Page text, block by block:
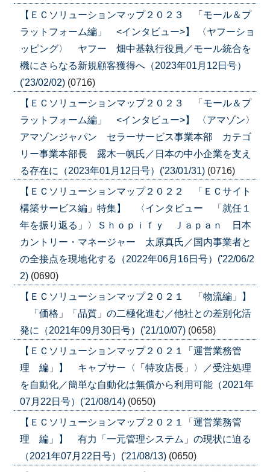
【ＥＣソリューションマップ２０２３ 「モール＆プ
ラットフォーム編」 <インタビュー>】 〈ヤフーショ
ッピング〉 ヤフー 畑中基執行役員／モール統合を
機にさらなる新規顧客獲得へ（2023年01月12日号）
('23/02/02) (0716)
【ＥＣソリューションマップ２０２３ 「モール＆プ
ラットフォーム編」 <インタビュー>】 〈アマゾン〉
アマゾンジャパン セラーサービス事業本部 カテゴ
リー事業本部長 露木一帆氏／日本の中小企業を支え
る存在に（2023年01月12日号）('23/01/31) (0716)
【ＥＣソリューションマップ２０２２ 「ＥＣサイト
構築サービス編」特集】 〈インタビュー 「就任１
年を振り返る」〉Ｓｈｏｐｉｆｙ Ｊａｐａｎ 日本
カントリー・マネージャー 太原真氏／国内事業者と
の全接点を現地化する（2022年06月16日号）('22/06/2
2) (0690)
【ＥＣソリューションマップ２０２１ 「物流編」】
「価格」「品質」の二極化進む／他社との差別化活
発に（2021年09月30日号）('21/10/07) (0658)
【ＥＣソリューションマップ２０２１「運営業務管
理 編」】 キャプサー〈「特攻店長」〉／受注処理
を自動化／簡単な自動化は無償から利用可能（2021年
07月22日号）('21/08/14) (0650)
【ＥＣソリューションマップ２０２１「運営業務管
理 編」】 有力「一元管理システム」の現状に迫る
（2021年07月22日号）('21/08/13) (0650)